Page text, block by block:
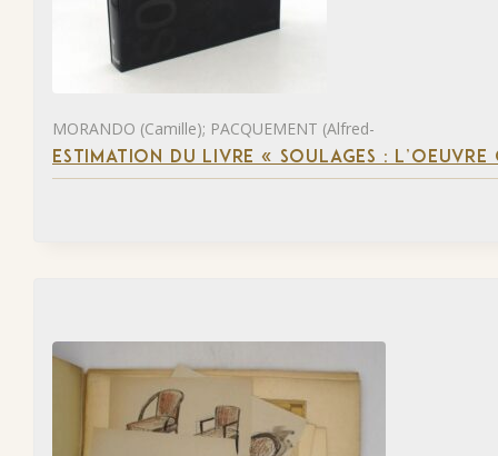
MORANDO (Camille); PACQUEMENT (Alfred-
ESTIMATION DU LIVRE « SOULAGES :